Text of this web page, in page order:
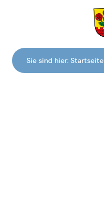
Sie sind hier: Startseite